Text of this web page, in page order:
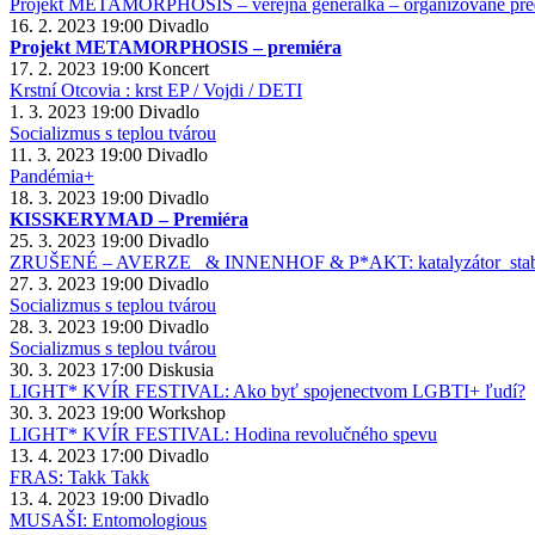
16. 2. 2023 19:00 Divadlo
Projekt METAMORPHOSIS – premiéra
17. 2. 2023 19:00 Koncert
Krstní Otcovia : krst EP / Vojdi / DETI
1. 3. 2023 19:00 Divadlo
Socializmus s teplou tvárou
11. 3. 2023 19:00 Divadlo
Pandémia+
18. 3. 2023 19:00 Divadlo
KISSKERYMAD – Premiéra
25. 3. 2023 19:00 Divadlo
ZRUŠENÉ – AVERZE_ & INNENHOF & P*AKT:
27. 3. 2023 19:00 Divadlo
Socializmus s teplou tvárou
28. 3. 2023 19:00 Divadlo
Socializmus s teplou tvárou
30. 3. 2023 17:00 Diskusia
LIGHT* KVÍR FESTIVAL: Ako byť spojenectvom LGBTI+ ľudí?
30. 3. 2023 19:00 Workshop
LIGHT* KVÍR FESTIVAL: Hodina revolučného spevu
13. 4. 2023 17:00 Divadlo
FRAS: Takk Takk
13. 4. 2023 19:00 Divadlo
MUSAŠI: Entomologious